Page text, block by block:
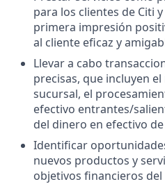
para los clientes de Citi
primera impresión
al cliente eficaz y
Llevar a cabo
precisas, que incluyen
sucursal, el
efectivo entrantes/
del dinero en efectivo
Identificar
nuevos productos y
objetivos financieros del